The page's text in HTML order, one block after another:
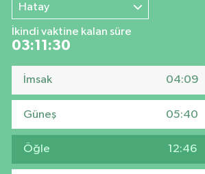
Hatay
İkindi vaktine kalan süre
03:11:30
İmsak 04:09
Güneş 05:40
Öğle 12:46